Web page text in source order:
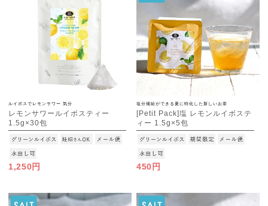
ルイボスでレモンサワー 気分
レモンサワールイボスティー
1.5g×30包
[M便 1/3]
1,250円
塩分補給ができる夏に特化した新しいお茶
[Petit Pack]塩 レモンルイボステ
ィー 1.5g×5包
[M便 1/10]
450円